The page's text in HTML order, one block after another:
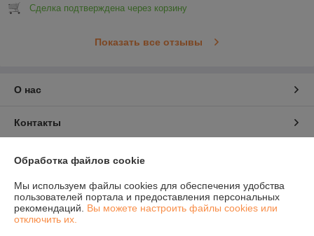
Сделка подтверждена через корзину
Показать все отзывы
О нас
Контакты
Доставка и оплата
График работы
Полная версия сайта
Обработка файлов cookie
Мы используем файлы cookies для обеспечения удобства
пользователей портала и предоставления персональных
рекомендаций. Вы можете настроить файлы cookies или
отключить их.